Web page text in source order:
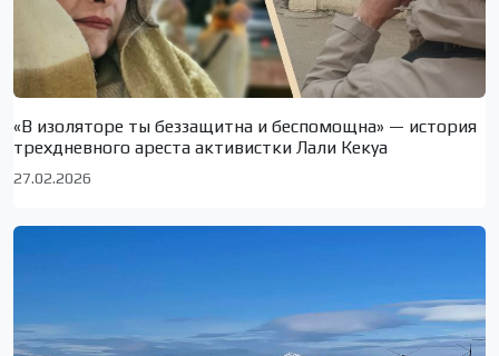
«В изоляторе ты беззащитна и беспомощна» — история
трехдневного ареста активистки Лали Кекуа
27.02.2026